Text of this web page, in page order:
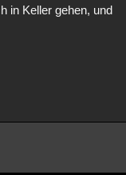
in Keller gehen, und